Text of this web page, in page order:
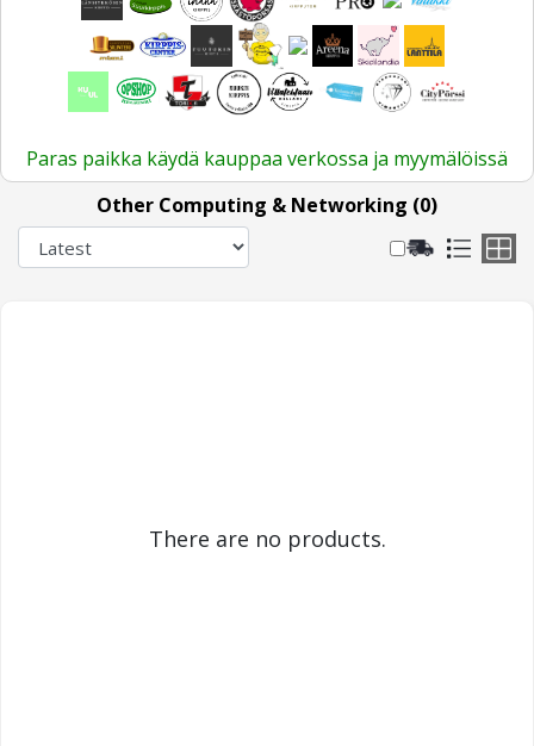
Paras paikka käydä kauppaa verkossa ja myymälöissä
Other Computing & Networking (0)
There are no products.